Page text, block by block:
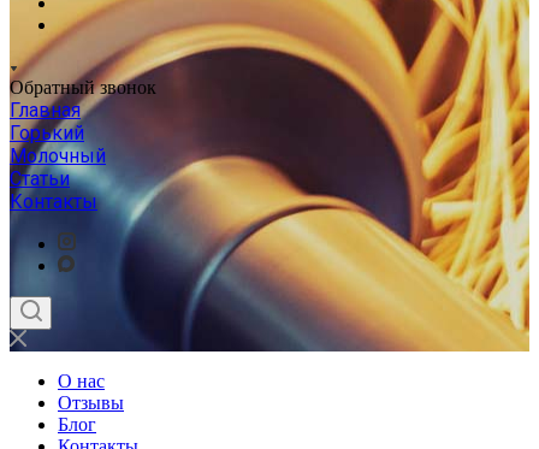
Обратный звонок
Главная
Горький
Молочный
Статьи
Контакты
О нас
Отзывы
Блог